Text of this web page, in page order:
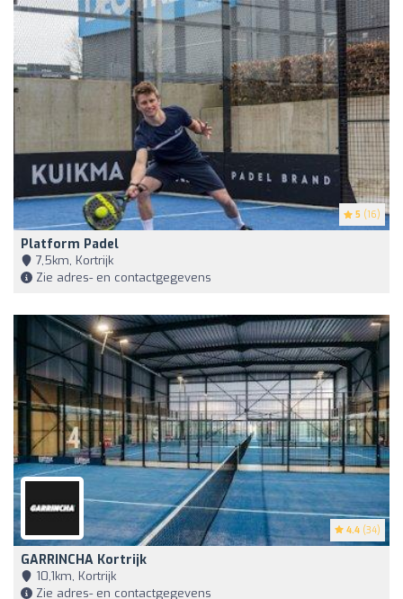
5 (16)
Platform Padel
7,5km, Kortrijk
Zie adres- en contactgegevens
4.4 (34)
GARRINCHA Kortrijk
10,1km, Kortrijk
Zie adres- en contactgegevens